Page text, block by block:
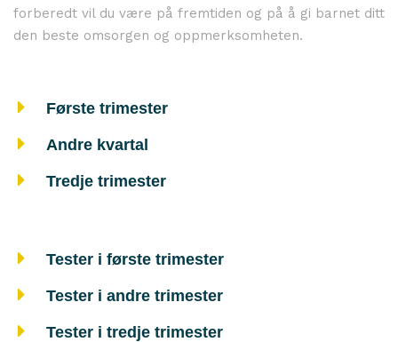
forberedt vil du være på fremtiden og på å gi barnet ditt
den beste omsorgen og oppmerksomheten.
Første trimester
Andre kvartal
Tredje trimester
Tester i første trimester
Tester i andre trimester
Tester i tredje trimester